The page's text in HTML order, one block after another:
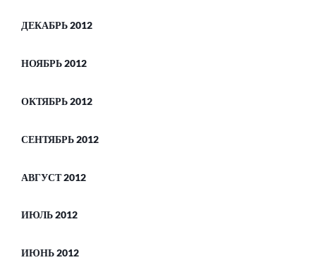
ДЕКАБРЬ 2012
НОЯБРЬ 2012
ОКТЯБРЬ 2012
СЕНТЯБРЬ 2012
АВГУСТ 2012
ИЮЛЬ 2012
ИЮНЬ 2012